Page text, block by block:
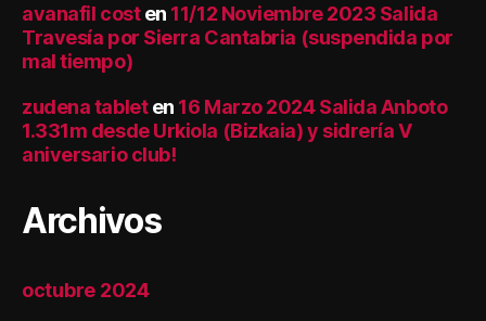
avanafil costen 11/12 Noviembre 2023 Salida
Travesía por Sierra Cantabria (suspendida por
mal tiempo)
zudena tableten 16 Marzo 2024 Salida Anboto
1.331m desde Urkiola (Bizkaia) y sidrería V
aniversario club!
Archivos
octubre 2024